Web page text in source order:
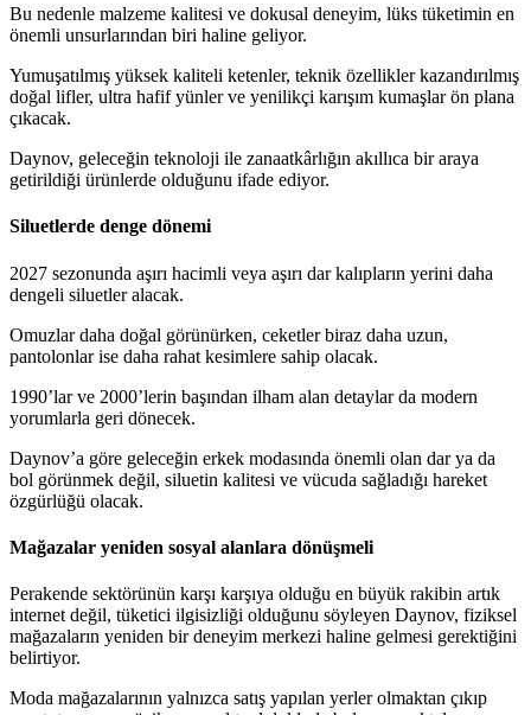
Bu nedenle malzeme kalitesi ve dokusal deneyim, lüks tüketimin en
önemli unsurlarından biri haline geliyor.
Yumuşatılmış yüksek kaliteli ketenler, teknik özellikler kazandırılmış
doğal lifler, ultra hafif yünler ve yenilikçi karışım kumaşlar ön plana
çıkacak.
Daynov, geleceğin teknoloji ile zanaatkârlığın akıllıca bir araya
getirildiği ürünlerde olduğunu ifade ediyor.
Siluetlerde denge dönemi
2027 sezonunda aşırı hacimli veya aşırı dar kalıpların yerini daha
dengeli siluetler alacak.
Omuzlar daha doğal görünürken, ceketler biraz daha uzun,
pantolonlar ise daha rahat kesimlere sahip olacak.
1990’lar ve 2000’lerin başından ilham alan detaylar da modern
yorumlarla geri dönecek.
Daynov’a göre geleceğin erkek modasında önemli olan dar ya da
bol görünmek değil, siluetin kalitesi ve vücuda sağladığı hareket
özgürlüğü olacak.
Mağazalar yeniden sosyal alanlara dönüşmeli
Perakende sektörünün karşı karşıya olduğu en büyük rakibin artık
internet değil, tüketici ilgisizliği olduğunu söyleyen Daynov, fiziksel
mağazaların yeniden bir deneyim merkezi haline gelmesi gerektiğini
belirtiyor.
Moda mağazalarının yalnızca satış yapılan yerler olmaktan çıkıp